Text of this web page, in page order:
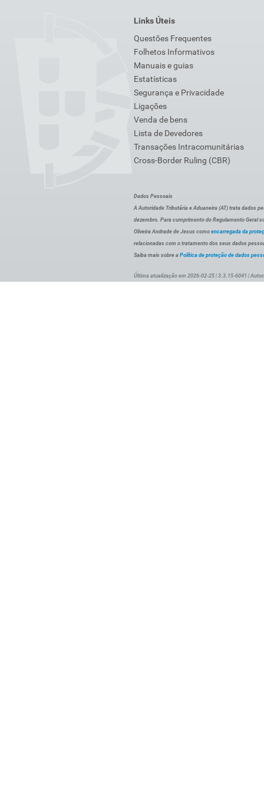
Links Úteis
Questões Frequentes
Folhetos Informativos
Manuais e guias
Estatísticas
Segurança e Privacidade
Ligações
Venda de bens
Lista de Devedores
Transações Intracomunitárias
Cross-Border Ruling (CBR)
Dados Pessoais
A Autoridade Tributária e Aduaneira (AT) trata dados
dezembro. Para cumprimento do Regulamento Geral
Oliveira Andrade de Jesus como encarregada da
relacionadas com o tratamento dos seus dados
Saiba mais sobre a Política de proteção de dados
Última atualização em 2026-02-25 | 3.3.15-6041 |